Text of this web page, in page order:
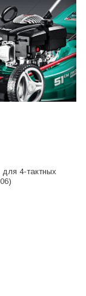
4-тактных